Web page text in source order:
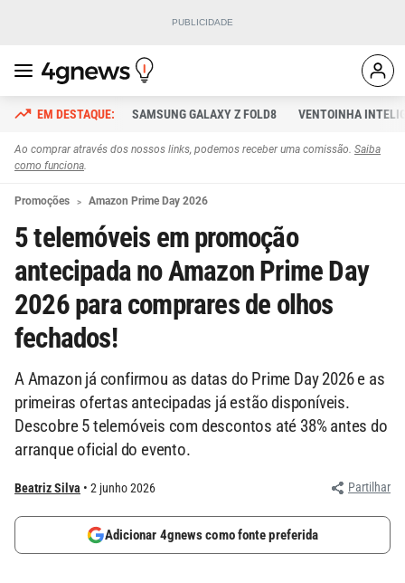
SAMSUNG GALAXY Z FOLD8 VENTOINHA
Ao comprar através dos nossos links, podemos receber uma comissão. Saiba
como funciona.
Promoções Amazon Prime Day 2026
5 telemóveis em promoção
antecipada no Amazon Prime Day
2026 para comprares de olhos
fechados!
A Amazon já confirmou as datas do Prime Day 2026 e as
primeiras ofertas antecipadas já estão disponíveis.
Descobre 5 telemóveis com descontos até 38% antes do
arranque oficial do evento.
Beatriz Silva 2 junho 2026 Partilhar
Adicionar 4gnews como fonte preferida